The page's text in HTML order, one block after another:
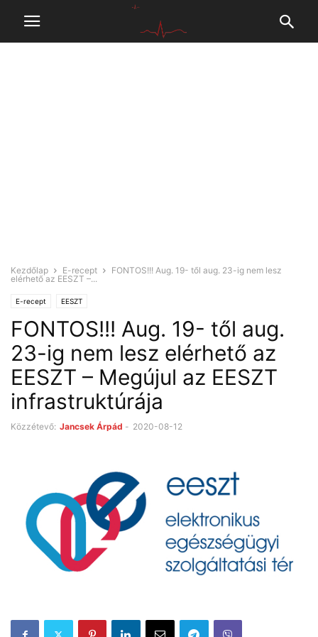
Kezdőlap E-recept
FONTOS!!! Aug. 19- től aug. 23-ig nem lesz
elérhető az EESZT –...
E-recept EESZT
FONTOS!!! Aug. 19- től aug.
23-ig nem lesz elérhető az
EESZT – Megújul az EESZT
infrastruktúrája
Közzétevő: Jancsek Árpád - 2020-08-12